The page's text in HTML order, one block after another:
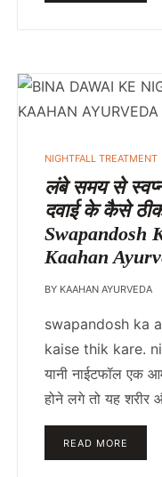
POSTED
NIGHTFALL TREATMENT
लंबे समय से
दवाई के कैसे
Swapandosh
Kaahan
BY KAAHAN AYURVEDA
swapandosh ka
kaise thik kare.
यानी नाईटफॉल एक
होने लगे तो यह शरीर
READ MORE